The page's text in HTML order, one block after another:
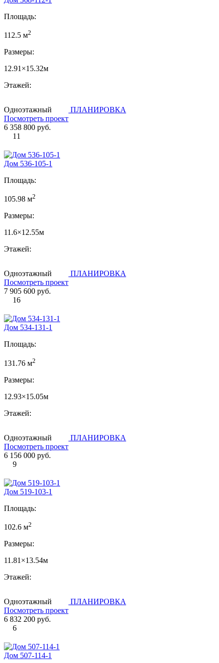
Площадь:
112.5 м2
Размеры:
12.91×15.32м
Этажей:
Одноэтажный
ПЛАНИРОВКА
Посмотреть проект
6 358 800 руб.
11
Дом 536-105-1
Площадь:
105.98 м2
Размеры:
11.6×12.55м
Этажей:
Одноэтажный
ПЛАНИРОВКА
Посмотреть проект
7 905 600 руб.
16
Дом 534-131-1
Площадь:
131.76 м2
Размеры:
12.93×15.05м
Этажей:
Одноэтажный
ПЛАНИРОВКА
Посмотреть проект
6 156 000 руб.
9
Дом 519-103-1
Площадь:
102.6 м2
Размеры:
11.81×13.54м
Этажей:
Одноэтажный
ПЛАНИРОВКА
Посмотреть проект
6 832 200 руб.
6
Дом 507-114-1